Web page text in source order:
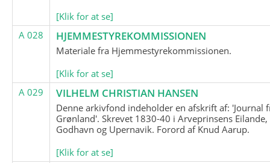
[Klik for at se]
A 028
HJEMMESTYREKOMMISSIONEN
Materiale fra Hjemmestyrekommissionen.
[Klik for at se]
A 029
VILHELM CHRISTIAN HANSEN
Denne arkivfond indeholder en afskrift af: 'Journal
Grønland'. Skrevet 1830-40 i Arveprinsens Eilande,
Godhavn og Upernavik. Forord af Knud Aarup.
[Klik for at se]